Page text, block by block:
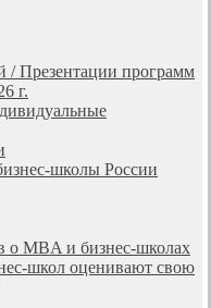
/ Презентации программ
г.
школы России
MBA и бизнес-школах
школ оценивают свою